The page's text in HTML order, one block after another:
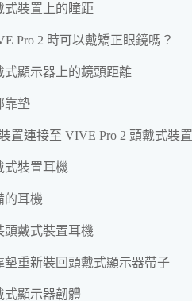
式裝置上的瞳距
Pro 2 時可以戴矯正眼鏡嗎？
式顯示器上的鏡頭距離
靠墊
置連接至 VIVE Pro 2 頭戴式裝置
式裝置耳機
的耳機
頭戴式裝置耳機
墊重新裝回頭戴式顯示器帶子
式顯示器韌體